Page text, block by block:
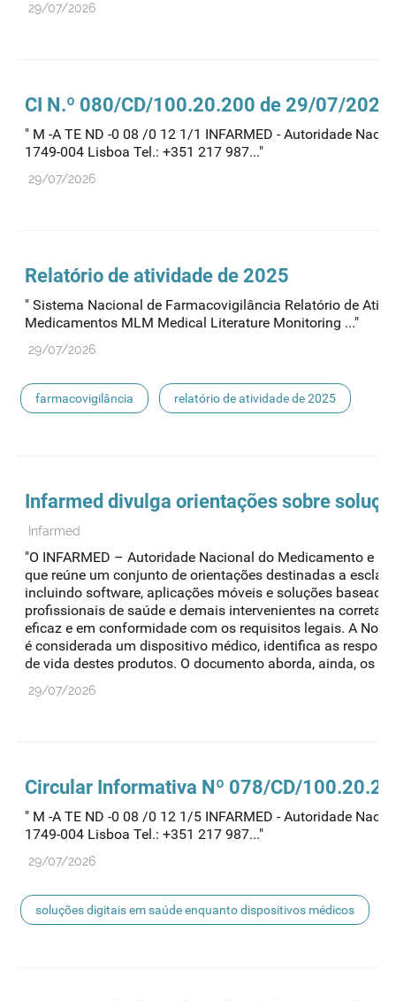
29/07/2026
CI N.º 080/CD/100.20.200 de 29/07/2026
" M -A TE ND -0 08 /0 12 1/1 INFARMED - Autoridade
1749-004 Lisboa Tel.: +351 217 987..."
29/07/2026
Relatório de atividade de 2025
" Sistema Nacional de Farmacovigilância Relatório de
Medicamentos MLM Medical Literature Monitoring ..."
29/07/2026
farmacovigilância relatório de atividade de 2025
Infarmed divulga orientações sobre
Infarmed
"O INFARMED – Autoridade Nacional do Medicamento e
que reúne um conjunto de orientações destinadas a
incluindo software, aplicações móveis e soluções
profissionais de saúde e demais intervenientes na
eficaz e em conformidade com os requisitos legais. A
é considerada um dispositivo médico, identifica as
de vida destes produtos. O documento aborda, ainda, os
29/07/2026
Circular Informativa Nº 078/CD/
" M -A TE ND -0 08 /0 12 1/5 INFARMED - Autoridade
1749-004 Lisboa Tel.: +351 217 987..."
29/07/2026
soluções digitais em saúde enquanto dispositivos médicos